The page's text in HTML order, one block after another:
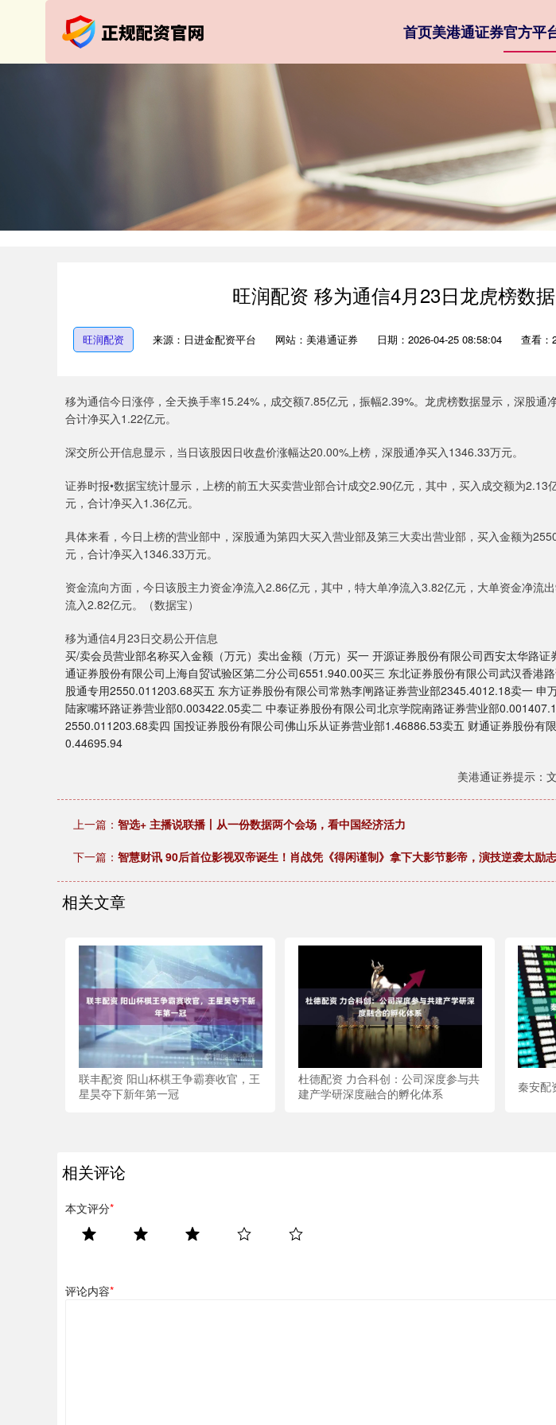
首页美港通证券官方平
旺润配资 移为通信4月23日龙虎榜数据
旺润配资 来源：日进金配资平台 网站：美港通证券 日期：2026-04-25 08:58:04 查看：
移为通信今日涨停，全天换手率15.24%，成交额7.85亿元，振幅2.39%。龙虎榜数据显示，深股通
合计净买入1.22亿元。
深交所公开信息显示，当日该股因日收盘价涨幅达20.00%上榜，深股通净买入1346.33万元。
证券时报•数据宝统计显示，上榜的前五大买卖营业部合计成交2.90亿元，其中，买入成交额为2.13
元，合计净买入1.36亿元。
具体来看，今日上榜的营业部中，深股通为第四大买入营业部及第三大卖出营业部，买入金额为
元，合计净买入1346.33万元。
资金流向方面，今日该股主力资金净流入2.86亿元，其中，特大单净流入3.82亿元，大单资金净流
流入2.82亿元。（数据宝）
移为通信4月23日交易公开信息
买/卖会员营业部名称买入金额（万元）卖出金额（万元）买一 开源证券股份有限公司西安太华路
通证券股份有限公司上海自贸试验区第二分公司6551.940.00买三 东北证券股份有限公司武汉香港
股通专用2550.011203.68买五 东方证券股份有限公司常熟李闸路证券营业部2345.4012.18卖一 申
陆家嘴环路证券营业部0.003422.05卖二 中泰证券股份有限公司北京学院南路证券营业部
2550.011203.68卖四 国投证券股份有限公司佛山乐从证券营业部1.46886.53卖五 财通证券股份有
0.44695.94
美港通证券提示：
上一篇： 智选+ 主播说联播丨从一份数据两个会场，看中国经济活力
下一篇： 智慧财讯 90后首位影视双帝诞生！肖战凭《得闲谨制》拿下大影节影帝，演技逆袭太励志
相关文章
联丰配资 阳山杯棋王争霸赛收官，王
星昊夺下新年第一冠
杜德配资 力合科创：公司深度参与共
建产学研深度融合的孵化体系
秦安配
相关评论
本文评分*
评论内容*